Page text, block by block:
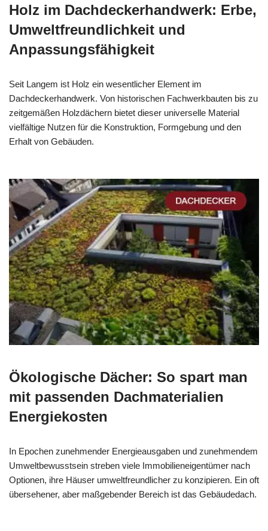
Holz im Dachdeckerhandwerk: Erbe,
Umweltfreundlichkeit und
Anpassungsfähigkeit
Seit Langem ist Holz ein wesentlicher Element im
Dachdeckerhandwerk. Von historischen Fachwerkbauten bis zu
zeitgemäßen Holzdächern bietet dieser universelle Material
vielfältige Nutzen für die Konstruktion, Formgebung und den
Erhalt von Gebäuden.
Ökologische Dächer: So spart man
mit passenden Dachmaterialien
Energiekosten
In Epochen zunehmender Energieausgaben und zunehmendem
Umweltbewusstsein streben viele Immobilieneigentümer nach
Optionen, ihre Häuser umweltfreundlicher zu konzipieren. Ein oft
übersehener, aber maßgebender Bereich ist das Gebäudedach.